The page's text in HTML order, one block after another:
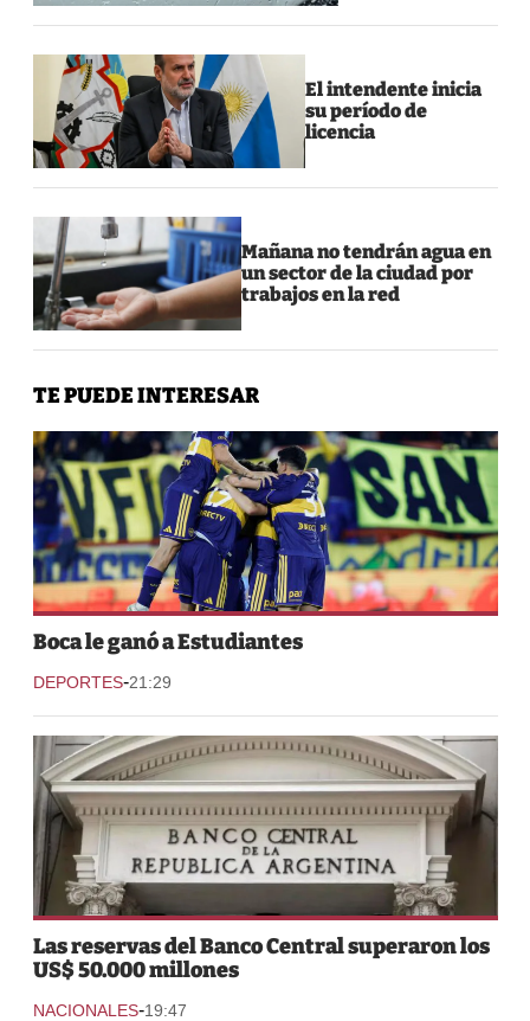
El intendente inicia
su período de
licencia
Mañana no tendrán agua en
un sector de la ciudad por
trabajos en la red
TE PUEDE INTERESAR
Boca le ganó a Estudiantes
DEPORTES-21:29
Las reservas del Banco Central superaron los
US$ 50.000 millones
NACIONALES-19:47